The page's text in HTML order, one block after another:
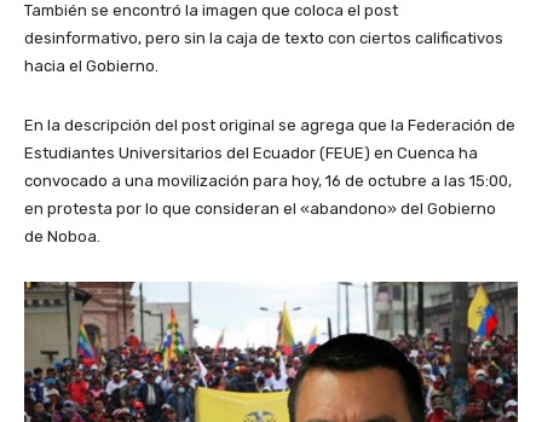
También se encontró la imagen que coloca el post
desinformativo, pero sin la caja de texto con ciertos calificativos
hacia el Gobierno.
En la descripción del post original se agrega que la Federación de
Estudiantes Universitarios del Ecuador (FEUE) en Cuenca ha
convocado a una movilización para hoy, 16 de octubre a las 15:00,
en protesta por lo que consideran el «abandono» del Gobierno
de Noboa.